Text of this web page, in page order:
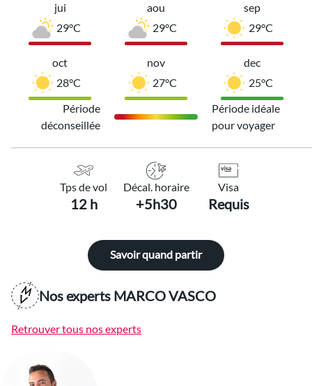
jui
29°C
aou
29°C
sep
29°C
oct
28°C
nov
27°C
dec
25°C
Période
déconseillée
Période idéale
pour voyager
Tps de vol
12 h
Décal. horaire
+5h30
Visa
Requis
Savoir quand partir
Nos experts MARCO VASCO
Retrouver tous nos experts